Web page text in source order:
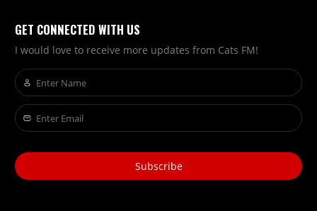
GET CONNECTED WITH US
I would love to receive more updates from Cats FM!
Subscribe